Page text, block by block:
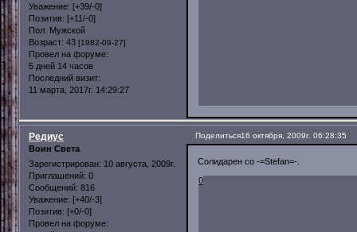
Уважение: [+39/-0]
Позитив: [+11/-0]
Пол: Мужской
Возраст: 43 [1982-09-27]
Провел на форуме:
5 дней 14 часов
Последний визит:
11 марта, 2017г. 14:29:27
Поделиться16 октября, 2009г. 06:28:35
Редиус
Воин Света
Зарегистрирован: 10 августа, 2009г.
Приглашений: 0
Сообщений: 816
Уважение: [+40/-3]
Позитив: [+0/-0]
Провел на форуме:
Солидарен со -=Stefan=-.
0